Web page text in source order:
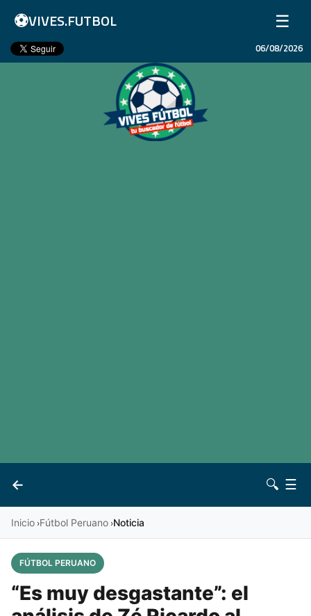
⚽VIVES.FUTBOL ☰
Inicio
06/08/2026
←
Vives 🔍 ☰
Inicio ›Fútbol Peruano ›Noticia
FÚTBOL PERUANO
“Es muy desgastante”: el